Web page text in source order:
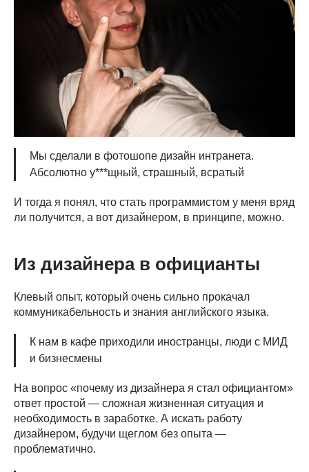
Мы сделали в фотошопе дизайн интранета.
Абсолютно у***щный, страшный, всратый
И тогда я понял, что стать программистом у меня вряд
ли получится, а вот дизайнером, в принципе, можно.
Из дизайнера в официанты
Клевый опыт, который очень сильно прокачал
коммуникабельность и знания английского языка.
К нам в кафе приходили иностранцы, люди с МИД
и бизнесмены
На вопрос «почему из дизайнера я стал официантом»
ответ простой — сложная жизненная ситуация и
необходимость в заработке. А искать работу
дизайнером, будучи щеглом без опыта —
проблематично.